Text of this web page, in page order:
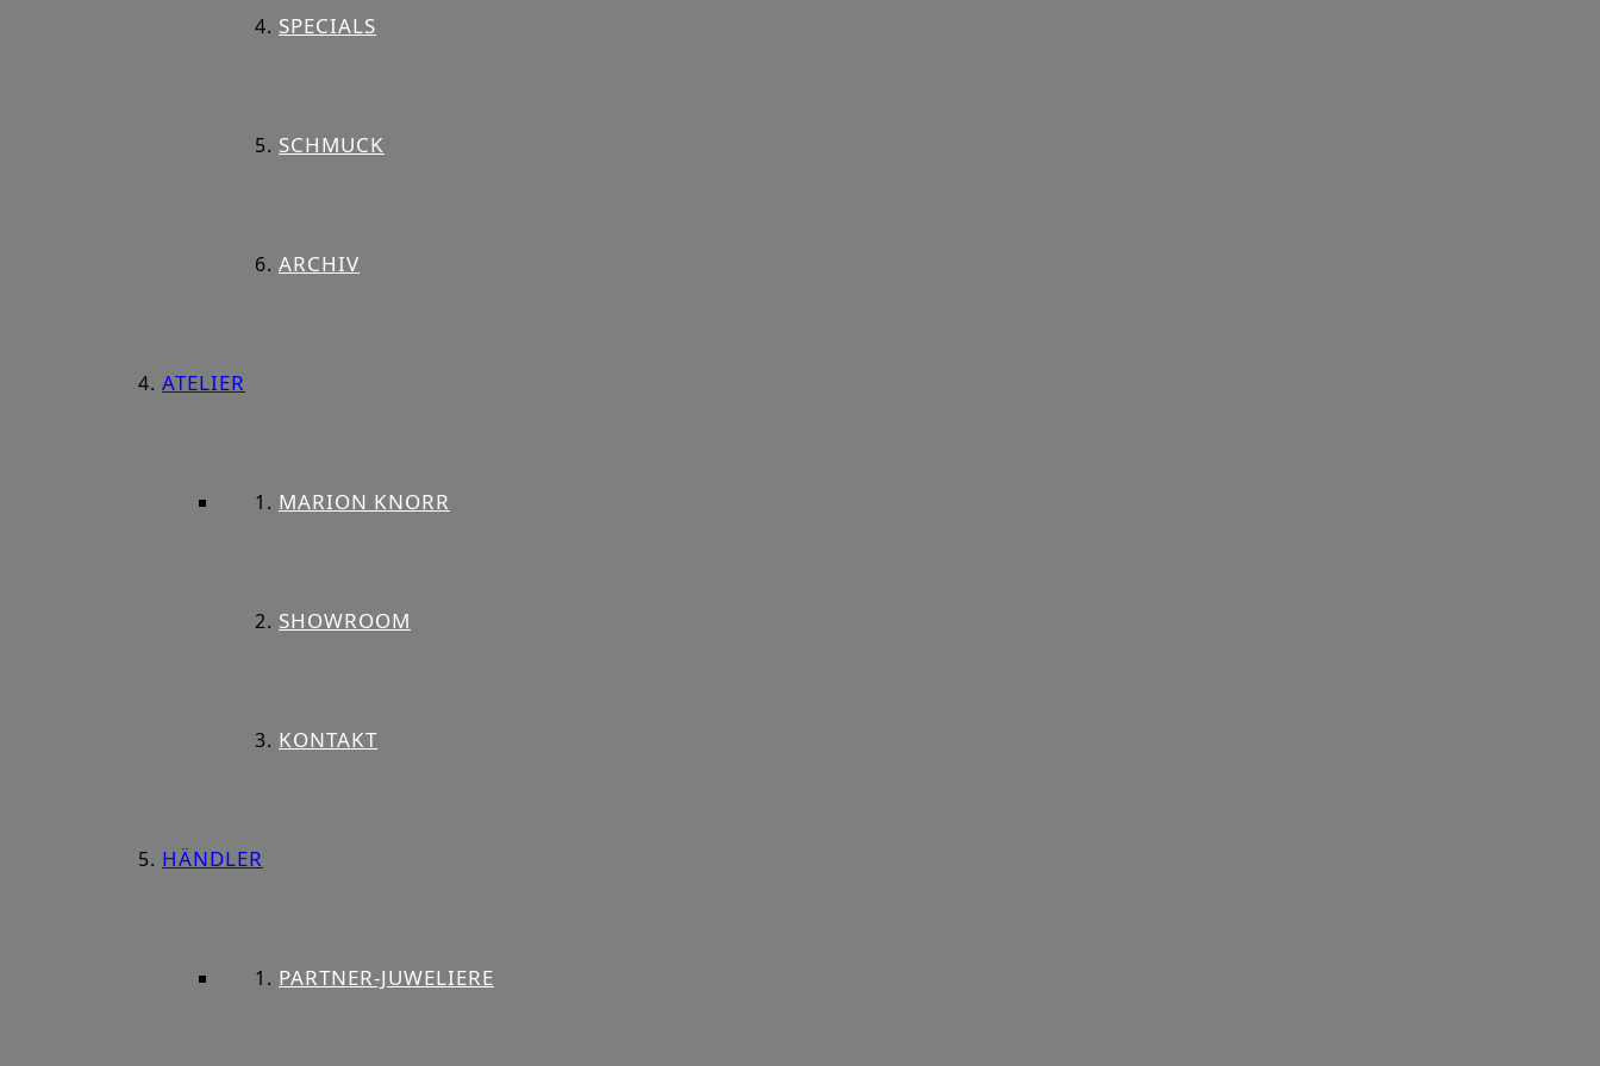
SPECIALS
SCHMUCK
ARCHIV
ATELIER
MARION KNORR
SHOWROOM
KONTAKT
HÄNDLER
PARTNER-JUWELIERE